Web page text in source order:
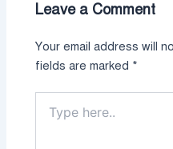
Leave a Comment
Your email address will
fields are marked *
here..